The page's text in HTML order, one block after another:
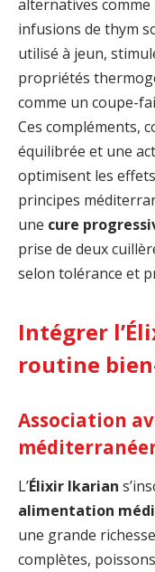
alternatives comme
infusions de thym
utilisé à jeun,
propriétés
comme un coupe-
Ces compléments,
équilibrée et une
optimisent les
principes
une cure
prise de deux
selon tolérance et
Intégrer
routine
Association
L’Élixir Ikarian
alimentation
une grande
complètes,